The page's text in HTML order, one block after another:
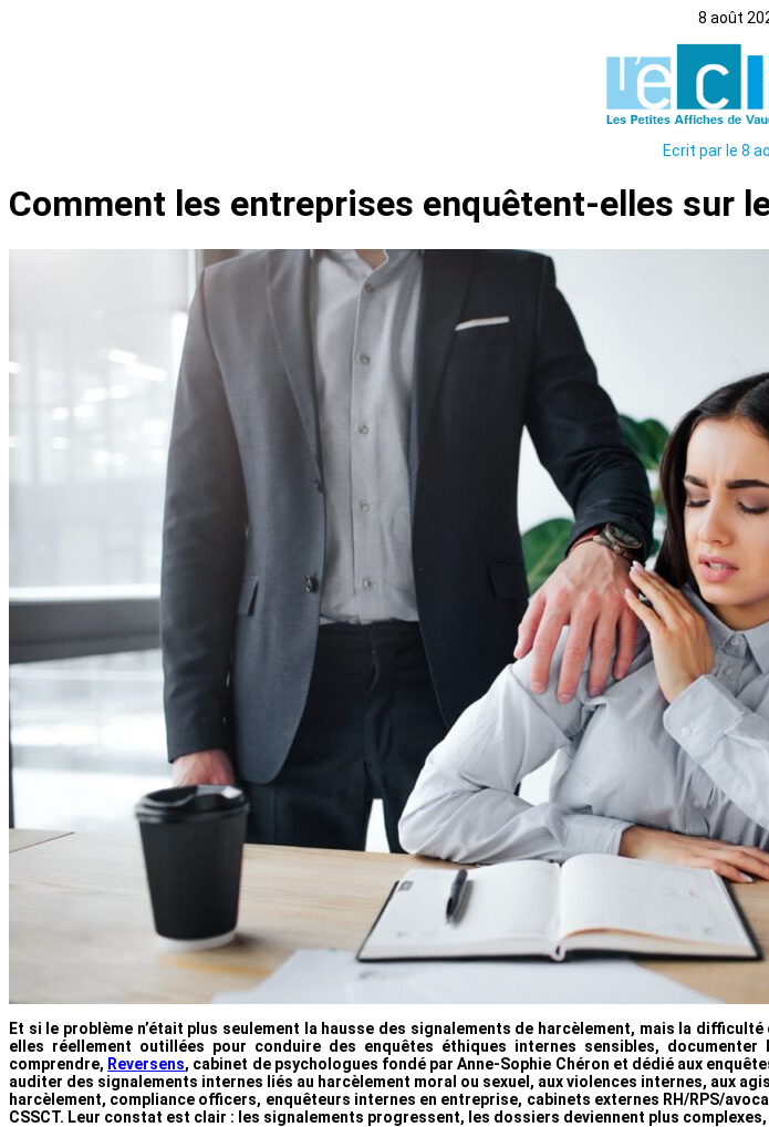
8 août
Ecrit par le 8
Comment les entreprises enquêtent-elles sur
Et si le problème n’était plus seulement la hausse des signalements de harcèlement, mais la
elles réellement outillées pour conduire des enquêtes éthiques internes sensibles,
comprendre, Reversens, cabinet de psychologues fondé par Anne-Sophie Chéron et dédié aux
auditer des signalements internes liés au harcèlement moral ou sexuel, aux violences internes, aux
harcèlement, compliance officers, enquêteurs internes en entreprise, cabinets externes RH/RPS/
CSSCT. Leur constat est clair : les signalements progressent, les dossiers deviennent plus